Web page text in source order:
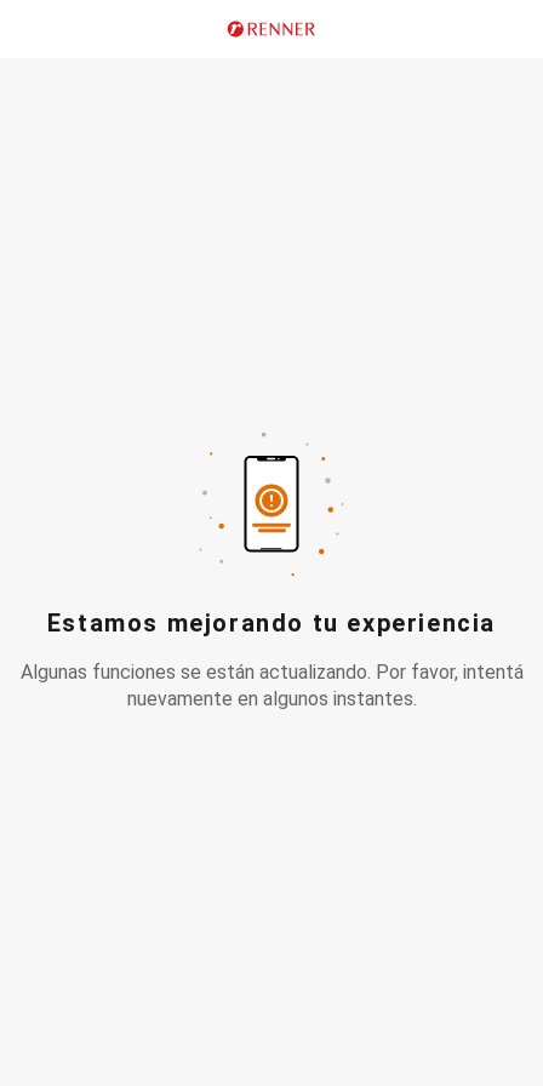
Estamos mejorando tu experiencia
Algunas funciones se están actualizando. Por favor, intentá
nuevamente en algunos instantes.